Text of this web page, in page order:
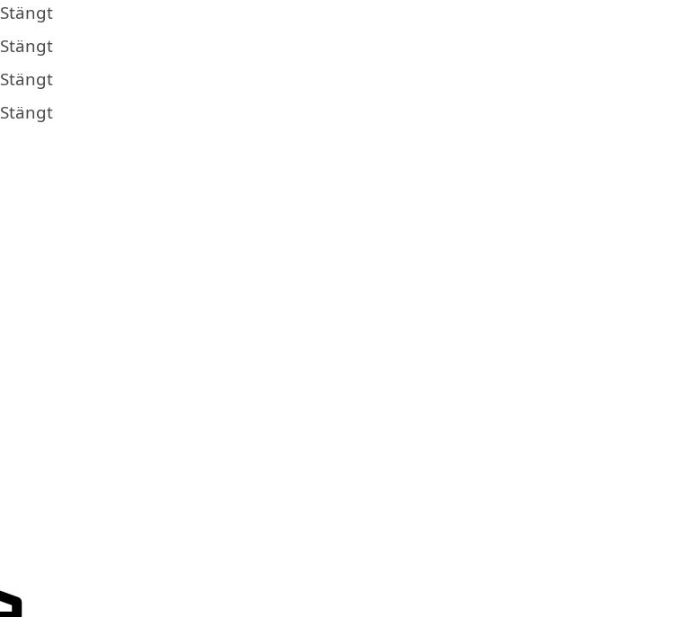
Stängt
Stängt
Stängt
Stängt